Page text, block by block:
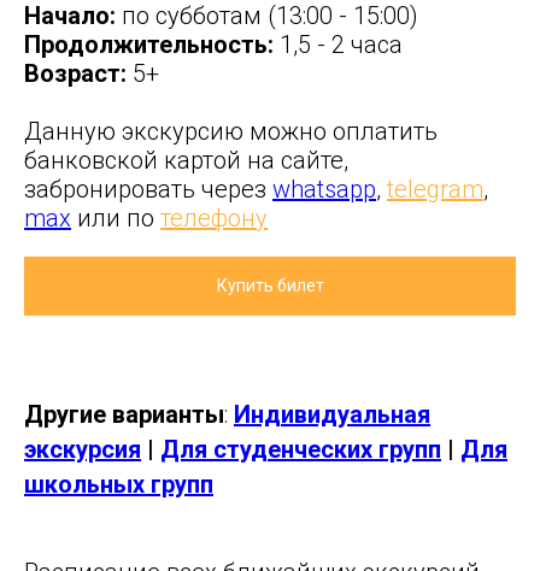
Начало: по субботам (13:00 - 15:00)
Продолжительность: 1,5 - 2 часа
Возраст: 5+
Данную экскурсию можно оплатить
банковской картой на сайте,
забронировать через whatsapp, telegram,
max или по телефону
Купить билет
Другие варианты: Индивидуальная
экскурсия | Для студенческих групп | Для
школьных групп